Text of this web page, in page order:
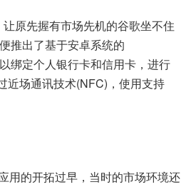
原先握有市场先机的谷歌坐不住
推出了基于安卓系统的
绑定个人银行卡和信用卡，进行
近场通讯技术(NFC)，使用支持
用的开拓过早，当时的市场环境还